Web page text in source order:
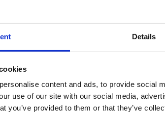
Details
content and ads, to provide social
use of our site with our social media,
you’ve provided to them or that they’ve
Wil je snel antwoord op
jouw vraag? VRAAG
7 Dagen per week, 24 uur per dag